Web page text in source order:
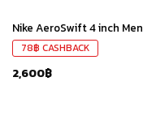
Nike AeroSwift 4 inch Men
78฿ CASHBACK
2,600฿